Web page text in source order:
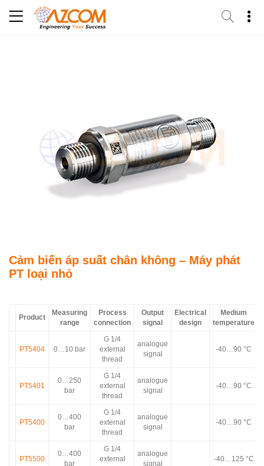
Cảm biến áp suất chân không – Máy phát
PT loại nhỏ
Product
Measuring
range
Process
connection
Output
signal
Electrical
design
Medium
temperature
PT5404 0…10 bar
G 1/4
external
thread
analogue
signal
-40…90 °C
PT5401
0…250
bar
G 1/4
external
thread
analogue
signal
-40…90 °C
PT5400
0…400
bar
G 1/4
external
thread
analogue
signal
-40…90 °C
PT5500
0…400
bar
G 1/4
external
analogue
signal
-40…125 °C